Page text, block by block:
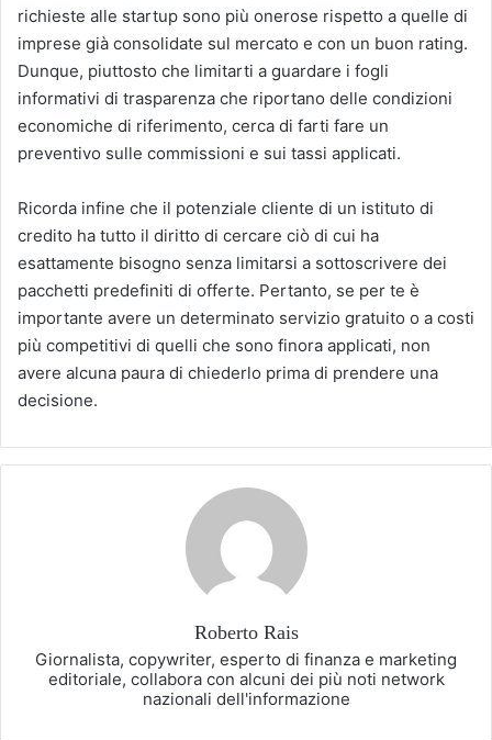
richieste alle startup sono più onerose rispetto a quelle di
imprese già consolidate sul mercato e con un buon rating.
Dunque, piuttosto che limitarti a guardare i fogli
informativi di trasparenza che riportano delle condizioni
economiche di riferimento, cerca di farti fare un
preventivo sulle commissioni e sui tassi applicati.
Ricorda infine che il potenziale cliente di un istituto di
credito ha tutto il diritto di cercare ciò di cui ha
esattamente bisogno senza limitarsi a sottoscrivere dei
pacchetti predefiniti di offerte. Pertanto, se per te è
importante avere un determinato servizio gratuito o a costi
più competitivi di quelli che sono finora applicati, non
avere alcuna paura di chiederlo prima di prendere una
decisione.
Roberto Rais
Giornalista, copywriter, esperto di finanza e marketing
editoriale, collabora con alcuni dei più noti network
nazionali dell'informazione